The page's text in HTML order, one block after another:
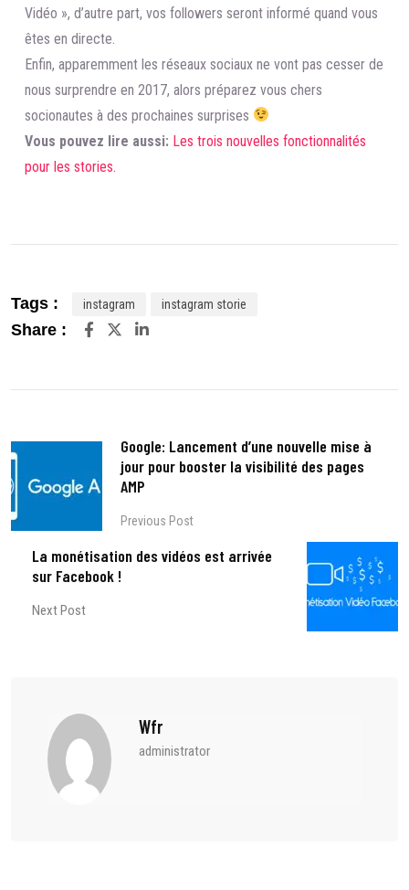
Vidéo », d’autre part, vos followers seront informé quand vous
êtes en directe.
Enfin, apparemment les réseaux sociaux ne vont pas cesser de
nous surprendre en 2017, alors préparez vous chers
socionautes à des prochaines surprises
Vous pouvez lire aussi: Les trois nouvelles fonctionnalités
pour les stories.
Tags : instagram instagram storie
Share : LinkedIn
Google: Lancement d’une nouvelle mise à
jour pour booster la visibilité des pages
AMP
Previous Post
La monétisation des vidéos est arrivée
sur Facebook !
Next Post
Wfr
administrator